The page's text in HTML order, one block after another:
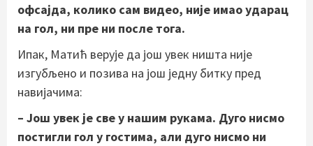
офсајда, колико сам видео, није имао ударац
на гол, ни пре ни после тога.
Ипак, Матић верује да још увек ништа није
изгубљено и позива на још једну битку пред
навијачима:
– Још увек је све у нашим рукама. Дуго нисмо
постигли гол у гостима, али дуго нисмо ни